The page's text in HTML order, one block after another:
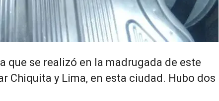
que se realizó en la madrugada de este
Chiquita y Lima, en esta ciudad. Hubo dos